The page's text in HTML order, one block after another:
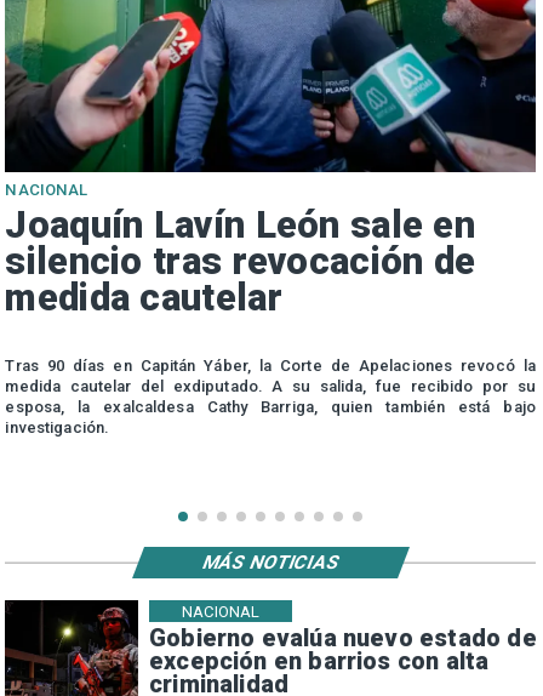
NACIONAL
Joaquín Lavín León sale en
silencio tras revocación de
medida cautelar
Tras 90 días en Capitán Yáber, la Corte de Apelaciones revocó la
medida cautelar del exdiputado. A su salida, fue recibido por su
esposa, la exalcaldesa Cathy Barriga, quien también está bajo
investigación.
Gobierno evalúa nuevo estado de
excepción en barrios con alta
criminalidad
NACIONAL
MÁS NOTICIAS